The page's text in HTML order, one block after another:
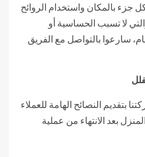
جزء بالمكان واستخدام الروائح
لا تسبب الحساسية أو
سارعوا بالتواصل مع الفريق
بتقديم النصائح الهامة للعملاء
بعد الانتهاء من عملية